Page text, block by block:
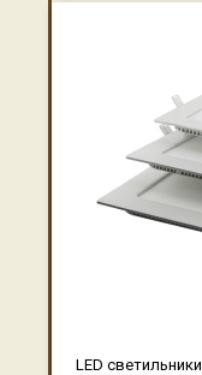
LED светильники